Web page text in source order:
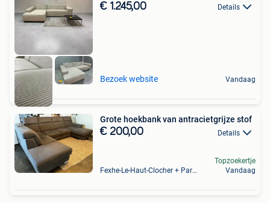
€ 1.245,00 Details
Bezoek website Vandaag
Grote hoekbank van antracietgrijze stof
€ 200,00 Details
Fexhe-Le-Haut-Clocher + Partie De Momalle
Topzoekertje
Vandaag